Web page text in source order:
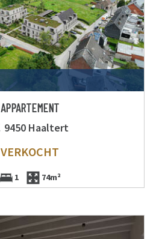
APPARTEMENT
9450 Haaltert
VERKOCHT
1 74m²